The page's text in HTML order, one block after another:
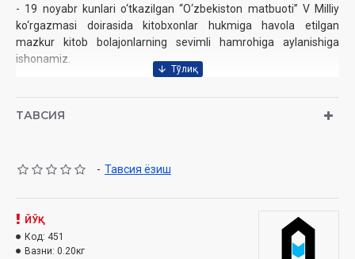
- 19 noyabr kunlari o‘tkazilgan “O‘zbekiston matbuoti” V Milliy
ko‘rgazmasi doirasida kitobxonlar hukmiga havola etilgan
mazkur kitob bolajonlarning sevimli hamrohiga aylanishiga
ishonamiz.
Sana:2016 yil
O‘lchami:84x108 1/32
ТАВСИЯ
- Тавсия ёзиш
ЙЎҚ
Код: 451
Вазни: 0.20кг